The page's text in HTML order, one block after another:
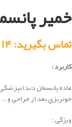
خمیر
تماس بگیرید: ۱۴ - ۰۲۱۶۶۵۸۳۸۱۰
کاربرد :
ماده پانسمان
خونريزي بعد از جراحي و
ویژگی :